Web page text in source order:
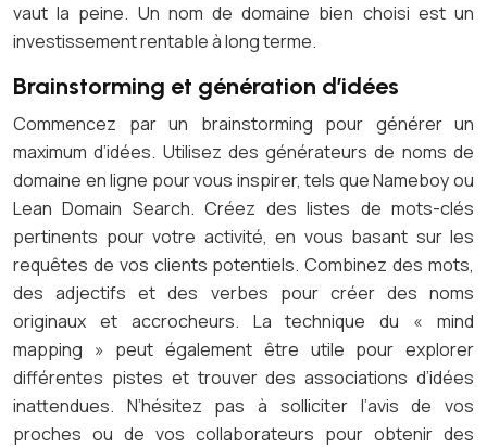
vaut la peine. Un nom de domaine bien choisi est un
investissement rentable à long terme.
Brainstorming et génération d’idées
Commencez par un brainstorming pour générer un
maximum d’idées. Utilisez des générateurs de noms de
domaine en ligne pour vous inspirer, tels que Nameboy ou
Lean Domain Search. Créez des listes de mots-clés
pertinents pour votre activité, en vous basant sur les
requêtes de vos clients potentiels. Combinez des mots,
des adjectifs et des verbes pour créer des noms
originaux et accrocheurs. La technique du « mind
mapping » peut également être utile pour explorer
différentes pistes et trouver des associations d’idées
inattendues. N’hésitez pas à solliciter l’avis de vos
proches ou de vos collaborateurs pour obtenir des